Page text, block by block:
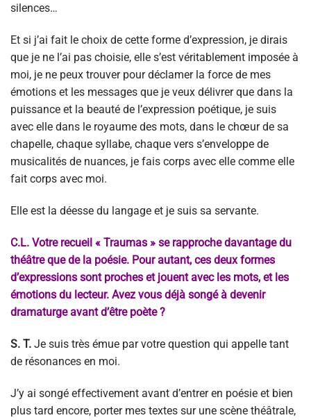
silences…
Et si j’ai fait le choix de cette forme d’expression, je dirais
que je ne l’ai pas choisie, elle s’est véritablement imposée à
moi, je ne peux trouver pour déclamer la force de mes
émotions et les messages que je veux délivrer que dans la
puissance et la beauté de l’expression poétique, je suis
avec elle dans le royaume des mots, dans le chœur de sa
chapelle, chaque syllabe, chaque vers s’enveloppe de
musicalités de nuances, je fais corps avec elle comme elle
fait corps avec moi.
Elle est la déesse du langage et je suis sa servante.
C.L. Votre recueil « Traumas » se rapproche davantage du
théâtre que de la poésie. Pour autant, ces deux formes
d’expressions sont proches et jouent avec les mots, et les
émotions du lecteur. Avez vous déjà songé à devenir
dramaturge avant d’être poète ?
S. T. Je suis très émue par votre question qui appelle tant
de résonances en moi.
J’y ai songé effectivement avant d’entrer en poésie et bien
plus tard encore, porter mes textes sur une scène théâtrale,